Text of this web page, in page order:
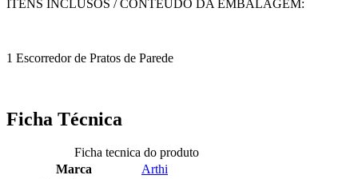
ITENS INCLUSOS / CONTEÚDO DA EMBALAGEM:
1 Escorredor de Pratos de Parede
Ficha Técnica
Ficha tecnica do produto
Marca
Arthi